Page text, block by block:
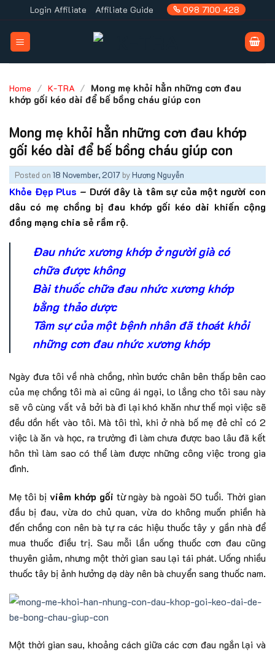
to
content
Login Affiliate Affiliate Guide 098 7100 428
Home / K-TRA / Mong mẹ khỏi hẳn những cơn đau
khớp gối kéo dài để bế bồng cháu giúp con
Mong mẹ khỏi hẳn những cơn đau khớp
gối kéo dài để bế bồng cháu giúp con
Posted on 18 November, 2017 byHương Nguyễn
Khỏe Đẹp Plus – Dưới đây là tâm sự của một người con
dâu có mẹ chồng bị đau khớp gối kéo dài khiến cộng
đồng mạng chia sẻ rầm rộ.
Đau nhức xương khớp ở người già có
chữa được không
Bài thuốc chữa đau nhức xương khớp
bằng thảo dược
Tâm sự của một bệnh nhân đã thoát khỏi
những cơn đau nhức xương khớp
Ngày đưa tôi về nhà chồng, nhìn bước chân bên thấp bên cao
của mẹ chồng tôi mà ai cũng ái ngại, lo lắng cho tôi sau này
sẽ vô cùng vất vả bởi bà đi lại khó khăn như thế mọi việc sẽ
đều dồn hết vào tôi. Mà tôi thì, khi ở nhà bố mẹ đẻ chỉ có 2
việc là ăn và học, ra trường đi làm chưa được bao lâu đã kết
hôn thì làm sao có thể làm được những công việc trong gia
đình.
Mẹ tôi bị viêm khớp gối từ ngày bà ngoài 50 tuổi. Thời gian
đầu bị đau, vừa do chủ quan, vừa do không muốn phiền hà
đến chồng con nên bà tự ra các hiệu thuốc tây y gần nhà để
mua thuốc điều trị. Sau mỗi lần uống thuốc cơn đau cũng
thuyên giảm, nhưng một thời gian sau lại tái phát. Uống nhiều
thuốc tây bị ảnh hưởng dạ dày nên bà chuyển sang thuốc nam.
Một thời gian sau, khoảng cách giữa các cơn đau ngắn lại và